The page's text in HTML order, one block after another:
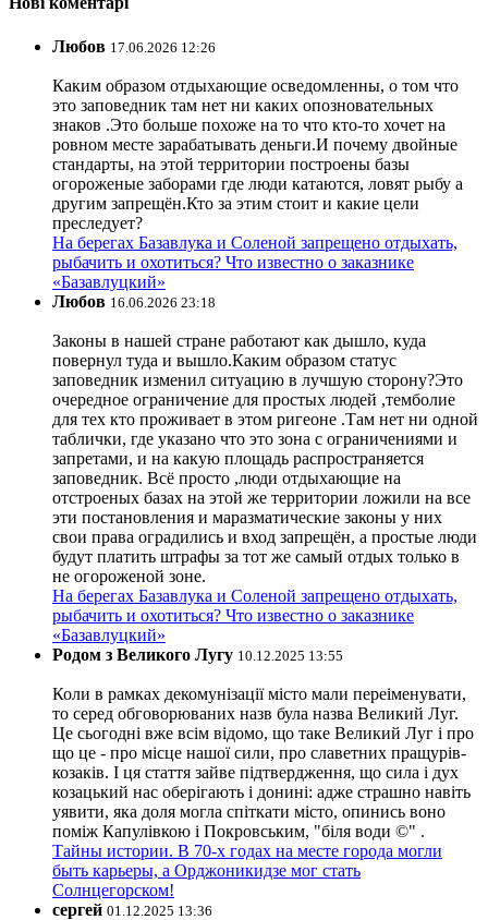
Любов 17.06.2026 12:26
Каким образом отдыхающие осведомленны, о том что
это заповедник там нет ни каких опозновательных
знаков .Это больше похоже на то что кто-то хочет на
ровном месте зарабатывать деньги.И почему двойные
стандарты, на этой территории построены базы
огороженые заборами где люди катаются, ловят рыбу а
другим запрещён.Кто за этим стоит и какие цели
преследует?
На берегах Базавлука и Соленой запрещено отдыхать,
рыбачить и охотиться? Что известно о заказнике
«Базавлуцкий»
Любов 16.06.2026 23:18
Законы в нашей стране работают как дышло, куда
повернул туда и вышло.Каким образом статус
заповедник изменил ситуацию в лучшую сторону?Это
очередное ограничение для простых людей ,темболие
для тех кто проживает в этом ригеоне .Там нет ни одной
таблички, где указано что это зона с ограничениями и
запретами, и на какую площадь распространяется
заповедник. Всё просто ,люди отдыхающие на
отстроеных базах на этой же территории ложили на все
эти постановления и маразматические законы у них
свои права оградились и вход запрещён, а простые люди
будут платить штрафы за тот же самый отдых только в
не огороженой зоне.
На берегах Базавлука и Соленой запрещено отдыхать,
рыбачить и охотиться? Что известно о заказнике
«Базавлуцкий»
Родом з Великого Лугу 10.12.2025 13:55
Коли в рамках декомунізації місто мали переіменувати,
то серед обговорюваних назв була назва Великий Луг.
Це сьогодні вже всім відомо, що таке Великий Луг і про
що це - про місце нашої сили, про славетних пращурів-
козаків. І ця стаття зайве підтвердження, що сила і дух
козацький нас оберігають і донині: адже страшно навіть
уявити, яка доля могла спіткати місто, опинись воно
поміж Капулівкою і Покровським, "біля води ©" .
Тайны истории. В 70-х годах на месте города могли
быть карьеры, а Орджоникидзе мог стать
Солнцегорском!
сергей 01.12.2025 13:36